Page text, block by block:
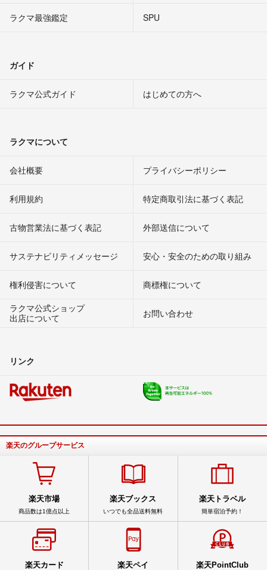
ラクマ最強鑑定
SPU
ガイド
ラクマ公式ガイド はじめての方へ
ラクマについて
会社概要 プライバシーポリシー
利用規約 特定商取引法に基づく表記
古物営業法に基づく表記 外部送信について
サステナビリティメッセージ 安心・安全のための取り組み
権利侵害について
商標権について
ラクマ公式ショップ
出店について
お問い合わせ
リンク
楽天のグループサービス
楽天市場
商品数は1億点以上
楽天ブックス
いつでも全品送料無料
楽天トラベル
簡単宿泊予約！
楽天カード 楽天ペイ 楽天PointClub